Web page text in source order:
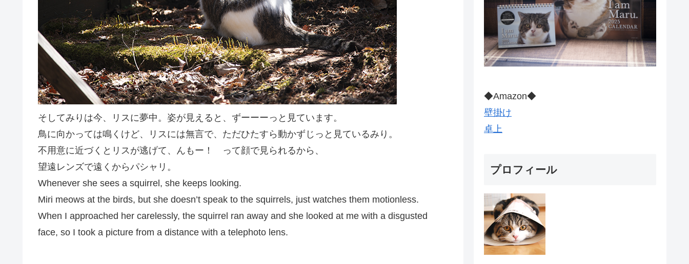
そしてみりは今、リスに夢中。姿が見えると、ずーーーっと見ています。
鳥に向かっては鳴くけど、リスには無言で、ただひたすら動かずじっと見ているみり。
不用意に近づくとリスが逃げて、んもー！ って顔で見られるから、
望遠レンズで遠くからパシャリ。
Whenever she sees a squirrel, she keeps looking.
Miri meows at the birds, but she doesn’t speak to the squirrels, just watches them motionless.
When I approached her carelessly, the squirrel ran away and she looked at me with a disgusted
face, so I took a picture from a distance with a telephoto lens.
◆Amazon◆
壁掛け
卓上
プロフィール